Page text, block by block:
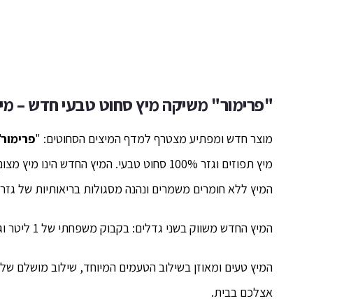
"פרימור" משיקה מיץ סחוט טבעי חדש –
מוצר חדש ומפתיע מצטרף למדף המיצים הסחוטים: "פרימור
מיץ תפוזים וגזר 100% סחוט טבעי. המיץ
המיץ ללא חומרים משמרים ונהנה מסגולות בריאותיות של
המיץ החדש משווק בשני גדלים: בקבוק משפחתי של 1 ליטר וגם בבקבוק אישי 400 מ"ל.
המיץ טעים ומאוזן בשילוב הטעמים המיוחד, שילוב מושלם
אצלכם בבית.